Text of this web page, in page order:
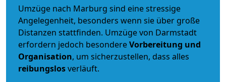
Umzüge nach Marburg sind eine stressige
Angelegenheit, besonders wenn sie über große
Distanzen stattfinden. Umzüge von Darmstadt
erfordern jedoch besondereVorbereitung und
Organisation, um sicherzustellen, dass alles
reibungslosverläuft.